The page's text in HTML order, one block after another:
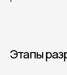
Этапы